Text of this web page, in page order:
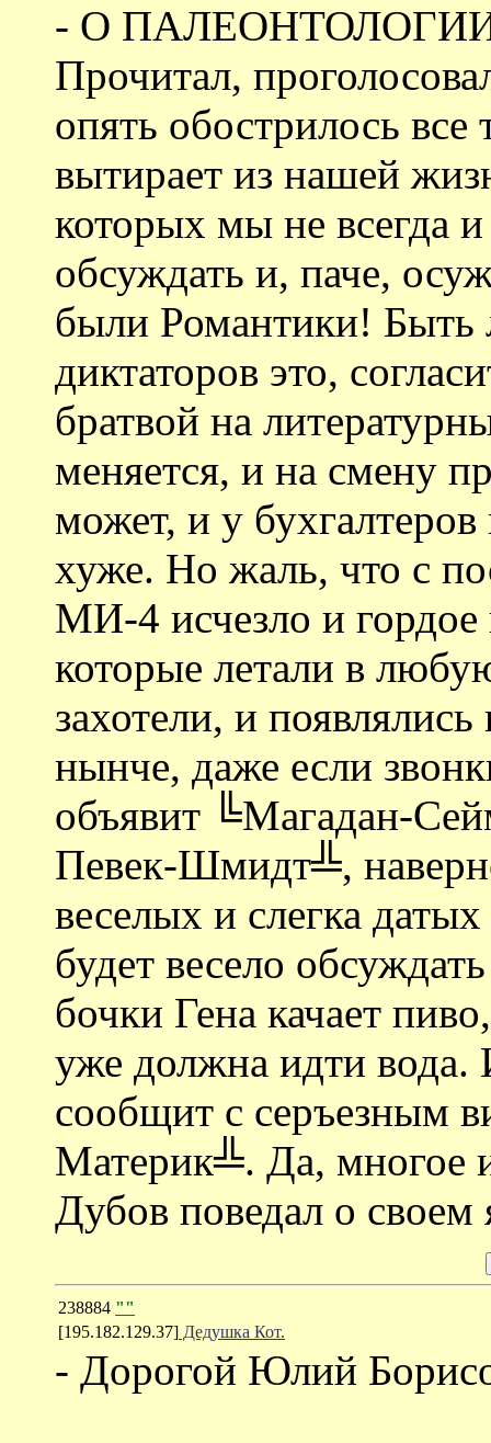
- О
Прочитал,
опять обострилось все
вытирает из нашей
которых мы не всегда
обсуждать и, паче,
были Романтики! Быть
диктаторов это,
братвой на
меняется, и на смену
может, и у
хуже. Но жаль, что с
МИ-4 исчезло и гордое
которые летали в
захотели, и
нынче, даже если
объявит ╚Магадан-
Певек-Шмидт╩,
веселых и слегка
будет весело
бочки Гена качает
уже должна идти
сообщит с серъезным
Материк╩. Да, многое
Дубов поведал о
238884 ""
[195.182.129.37] Дедушка Кот.
- Дорогой Юлий